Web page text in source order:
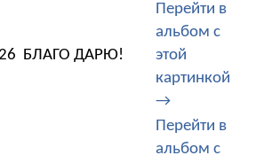
БЛАГО ДАРЮ!
Перейти в
альбом с
этой
картинкой
→
Перейти в
альбом с